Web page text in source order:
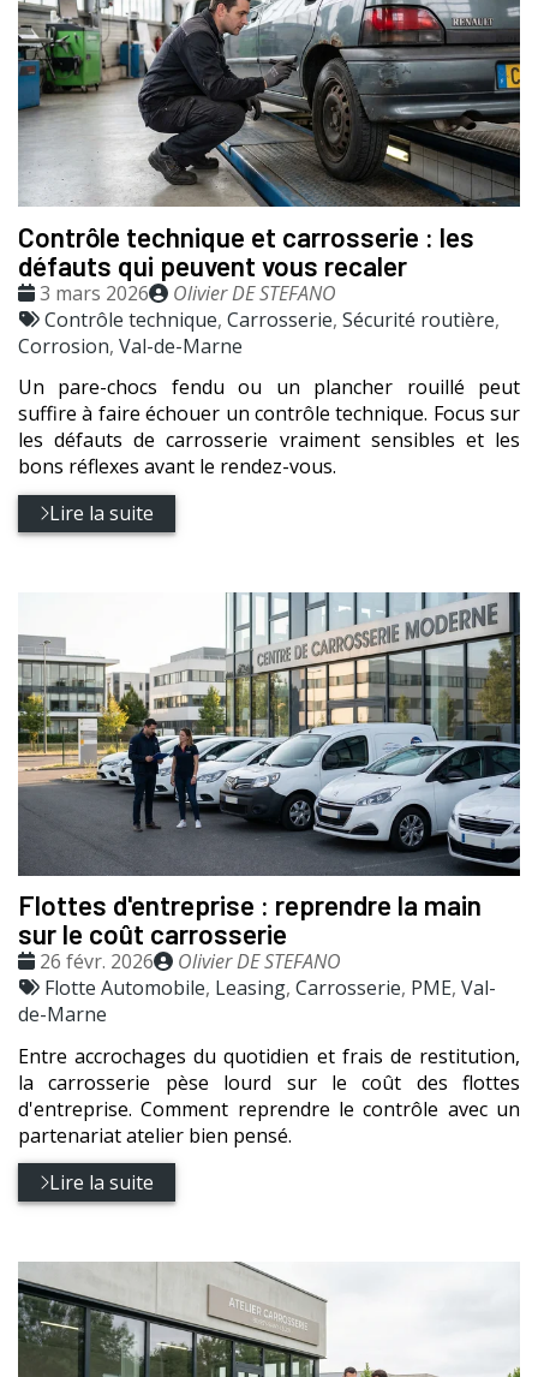
Contrôle technique et carrosserie : les
défauts qui peuvent vous recaler
Date
:
3 mars 2026
Publié
par
Olivier DE STEFANO
Tags
:
Contrôle technique, Carrosserie, Sécurité routière,
Corrosion, Val-de-Marne
Un pare-chocs fendu ou un plancher rouillé peut
suffire à faire échouer un contrôle technique. Focus sur
les défauts de carrosserie vraiment sensibles et les
bons réflexes avant le rendez-vous.
Lire la suite
Flottes d'entreprise : reprendre la main
sur le coût carrosserie
Date
:
26 févr. 2026
Publié
par
Olivier DE STEFANO
Tags
:
Flotte Automobile, Leasing, Carrosserie, PME, Val-
de-Marne
Entre accrochages du quotidien et frais de restitution,
la carrosserie pèse lourd sur le coût des flottes
d'entreprise. Comment reprendre le contrôle avec un
partenariat atelier bien pensé.
Lire la suite